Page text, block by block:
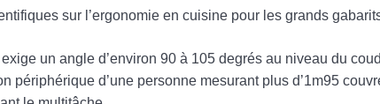
sur l’ergonomie en cuisine pour les grands
un angle d’environ 90 à 105 degrés au niveau du
périphérique d’une personne mesurant plus d’1m95